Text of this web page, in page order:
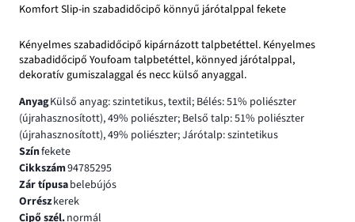
Komfort Slip-in szabadidőcipő könnyű járótalppal fekete
Kényelmes szabadidőcipő kipárnázott talpbetéttel. Kényelmes
szabadidőcipő Youfoam talpbetéttel, könnyed járótalppal,
dekoratív gumiszalaggal és necc külső anyaggal.
AnyagKülső anyag: szintetikus, textil; Bélés: 51% poliészter
(újrahasznosított), 49% poliészter; Belső talp: 51% poliészter
(újrahasznosított), 49% poliészter; Járótalp: szintetikus
Színfekete
Cikkszám94785295
Zár típusabelebújós
Orrészkerek
Cipő szél.normál